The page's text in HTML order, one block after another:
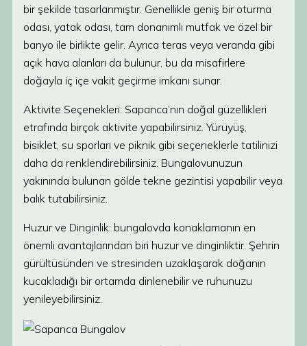
bir şekilde tasarlanmıştır. Genellikle geniş bir oturma
odası, yatak odası, tam donanımlı mutfak ve özel bir
banyo ile birlikte gelir. Ayrıca teras veya veranda gibi
açık hava alanları da bulunur, bu da misafirlere
doğayla iç içe vakit geçirme imkanı sunar.
Aktivite Seçenekleri: Sapanca’nın doğal güzellikleri
etrafında birçok aktivite yapabilirsiniz. Yürüyüş,
bisiklet, su sporları ve piknik gibi seçeneklerle tatilinizi
daha da renklendirebilirsiniz. Bungalovunuzun
yakınında bulunan gölde tekne gezintisi yapabilir veya
balık tutabilirsiniz.
Huzur ve Dinginlik: bungalovda konaklamanın en
önemli avantajlarından biri huzur ve dinginliktir. Şehrin
gürültüsünden ve stresinden uzaklaşarak doğanın
kucakladığı bir ortamda dinlenebilir ve ruhunuzu
yenileyebilirsiniz.